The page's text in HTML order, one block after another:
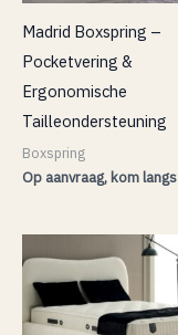
Madrid Boxspring –
Pocketvering &
Ergonomische
Tailleondersteuning
Boxspring
Op aanvraag, kom langs